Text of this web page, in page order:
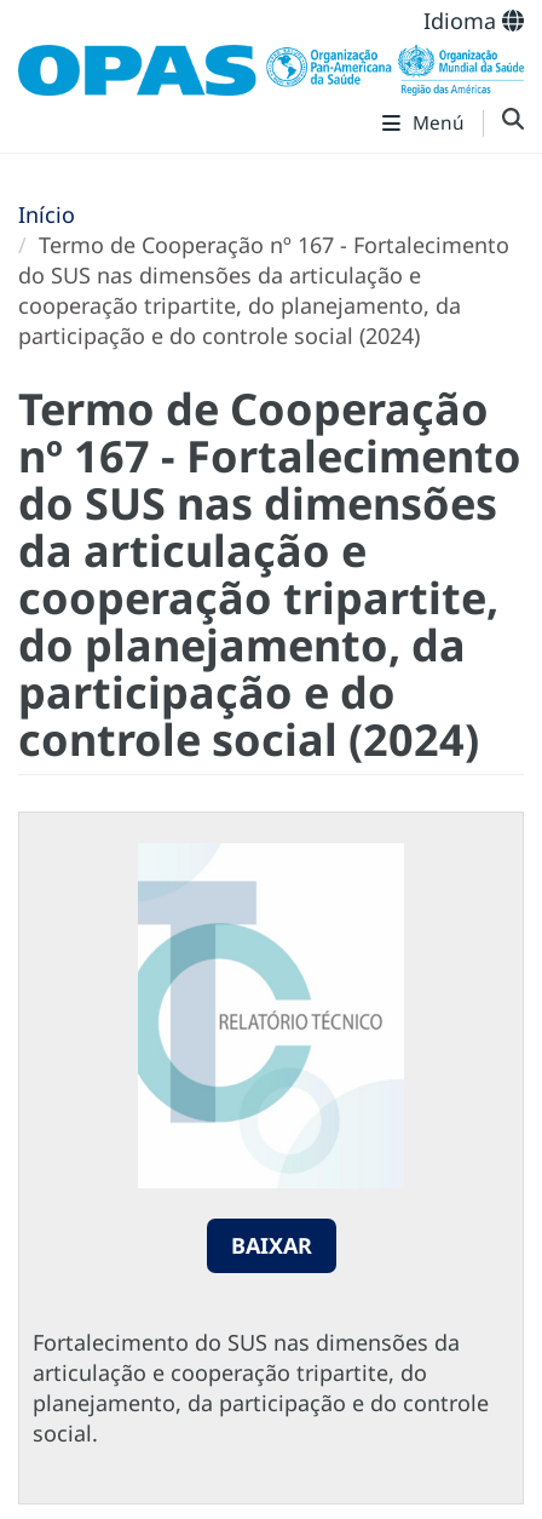
Idioma
Menú
Início
Termo de Cooperação nº 167 - Fortalecimento
do SUS nas dimensões da articulação e
cooperação tripartite, do planejamento, da
participação e do controle social (2024)
Termo de Cooperação
nº 167 - Fortalecimento
do SUS nas dimensões
da articulação e
cooperação tripartite,
do planejamento, da
participação e do
controle social (2024)
BAIXAR
Fortalecimento do SUS nas dimensões da
articulação e cooperação tripartite, do
planejamento, da participação e do controle
social.